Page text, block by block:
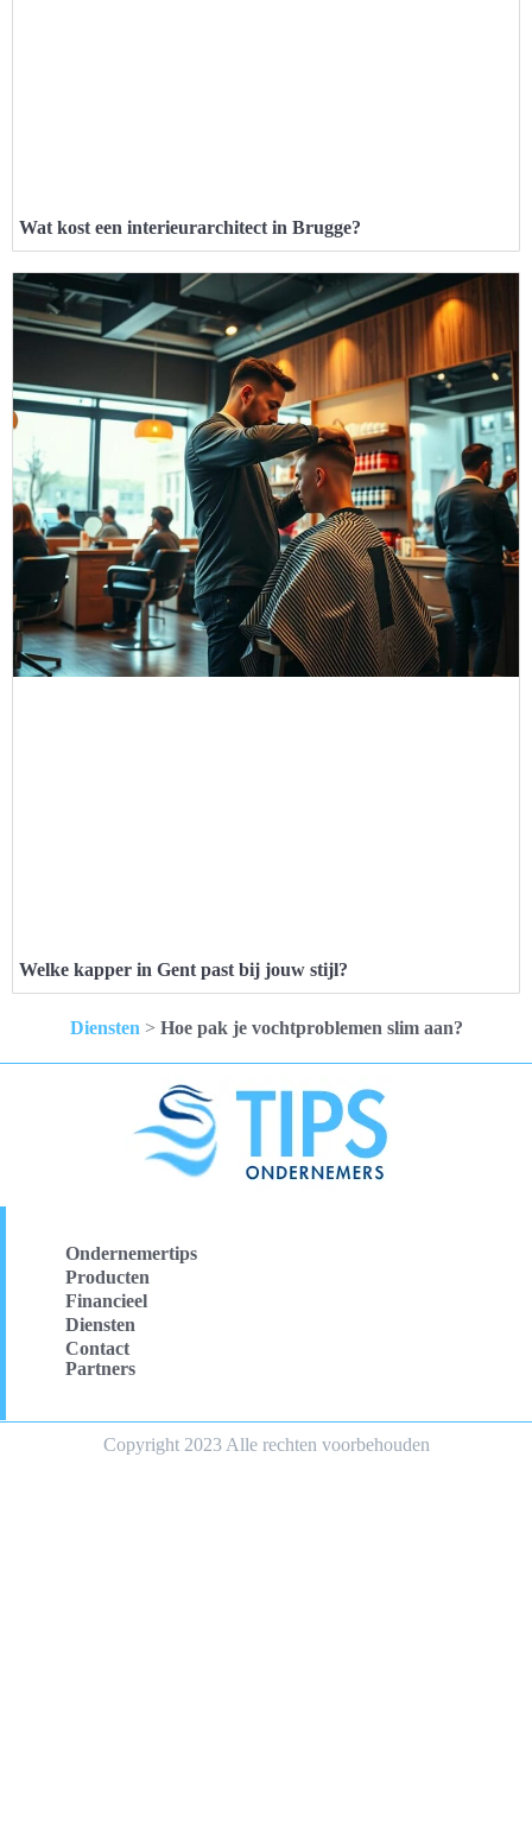
Wat kost een interieurarchitect in Brugge?
Welke kapper in Gent past bij jouw stijl?
Diensten > Hoe pak je vochtproblemen slim aan?
Ondernemertips
Producten
Financieel
Diensten
Contact
Partners
Copyright 2023 Alle rechten voorbehouden